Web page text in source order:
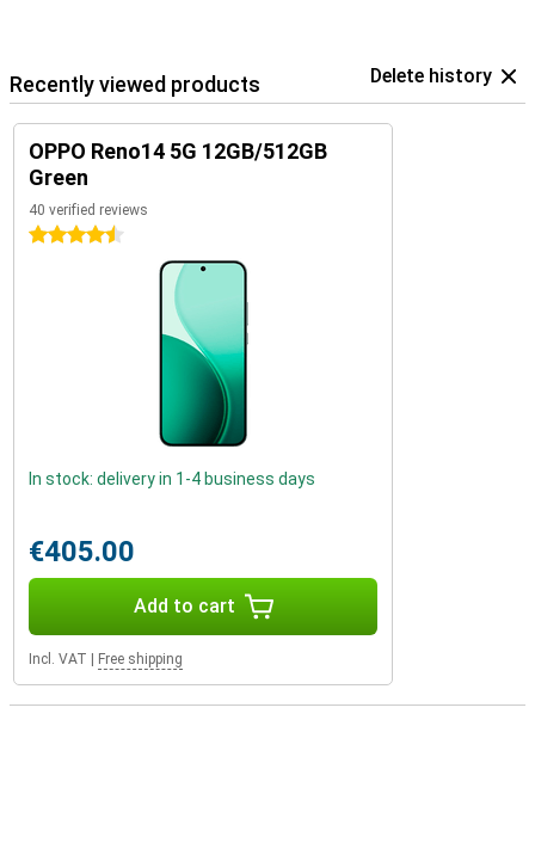
Recently viewed products Delete history
OPPO Reno14 5G 12GB/512GB
Green
40 verified reviews
4.5 stars
In stock: delivery in 1-4 business days
€405.00
Add to cart
Incl. VAT Free shipping